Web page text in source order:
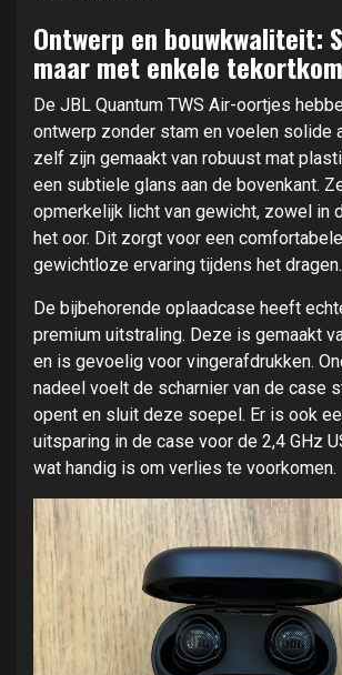
Ontwerp en bouwkwaliteit:
maar met enkele
De JBL Quantum TWS Air-oortjes
ontwerp zonder stam en voelen solide
zelf zijn gemaakt van robuust mat
een subtiele glans aan de bovenkant.
opmerkelijk licht van gewicht, zowel in
het oor. Dit zorgt voor een
gewichtloze ervaring tijdens het dragen.
De bijbehorende oplaadcase heeft
premium uitstraling. Deze is gemaakt
en is gevoelig voor vingerafdrukken.
nadeel voelt de scharnier van de case
opent en sluit deze soepel. Er is ook
uitsparing in de case voor de 2,4 GHz
wat handig is om verlies te voorkomen.